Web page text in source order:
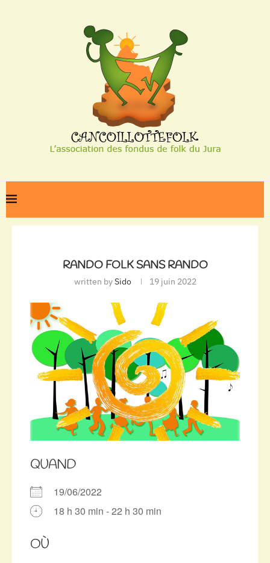
RANDO FOLK SANS RANDO
written bySido 19 juin 2022
QUAND
19/06/2022
18 h 30 min - 22 h 30 min
OÙ